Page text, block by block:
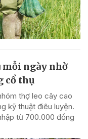
ngày nhờ
cổ thụ
thợ leo cây cao
kỹ thuật điêu luyện.
từ 700.000 đồng